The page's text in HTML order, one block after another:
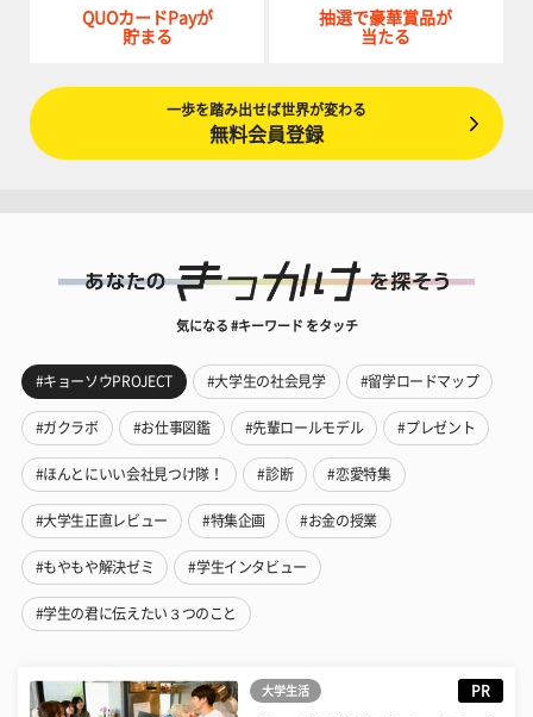
QUOカードPayが
貯まる
抽選で豪華賞品が
当たる
一歩を踏み出せば世界が変わる
無料会員登録
気になる #キーワード をタッチ
#キョーソウPROJECT #大学生の社会見学 #留学ロードマップ
#ガクラボ #お仕事図鑑 #先輩ロールモデル #プレゼント
#ほんとにいい会社見つけ隊！ #診断 #恋愛特集
#大学生正直レビュー #特集企画 #お金の授業
#もやもや解決ゼミ #学生インタビュー
#学生の君に伝えたい３つのこと
大学生活 PR